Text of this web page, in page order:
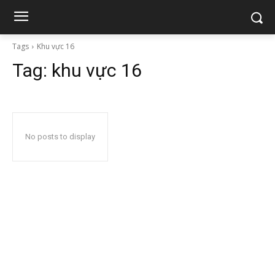
Tags Khu vực 16
Tag: khu vực 16
No posts to display